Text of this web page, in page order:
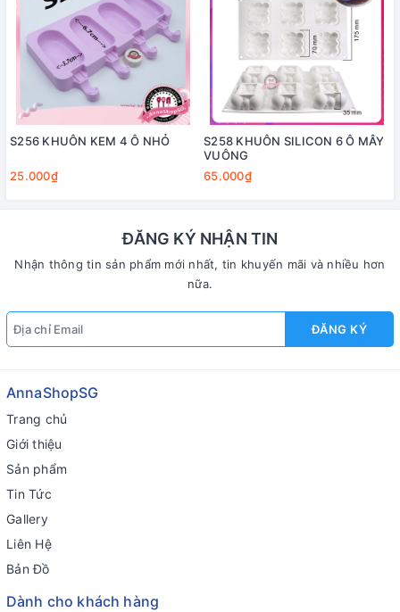
S256 KHUÔN KEM 4 Ô NHỎ
25.000₫
S258 KHUÔN SILICON 6 Ô MÂY
VUÔNG
65.000₫
ĐĂNG KÝ NHẬN TIN
Nhận thông tin sản phẩm mới nhất, tin khuyến mãi và nhiều hơn
nữa.
ĐĂNG KÝ
AnnaShopSG
Trang chủ
Giới thiệu
Sản phẩm
Tin Tức
Gallery
Liên Hệ
Bản Đồ
Dành cho khách hàng